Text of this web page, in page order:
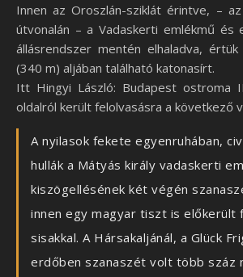
Innen az Oroszlán-sziklát érintve, –
útvonalán – a Vadaskerti emlékmű és
állásrendszer mentén elhaladva,
(340 m) aljában található katonasírt.
Itt Hingyi László: Budapest ostroma
oldalról került felolvasásra a következő
A nyilasok fekete egyenruhában,
hullák a Mátyás király vadaskerti
kiszögellésének két végén
innen egy magyar tiszt is előkerült
sisakkal. A Hársakaljánál, a Glück
erdőben szanaszét volt több száz